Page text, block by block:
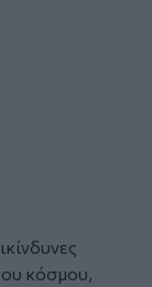
κόσμου,